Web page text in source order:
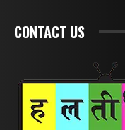
CONTACT US